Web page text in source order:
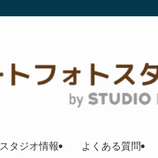
スタジオ情報 よくある質問